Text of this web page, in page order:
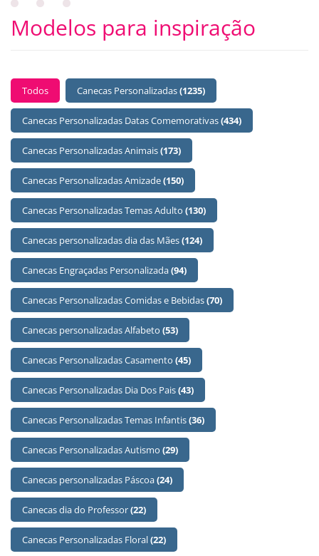
Modelos para inspiração
BUTTONS SELECT
Todos Canecas Personalizadas(1235)
Canecas Personalizadas Datas Comemorativas(434)
Canecas Personalizadas Animais(173)
Canecas Personalizadas Amizade(150)
Canecas Personalizadas Temas Adulto (130)
Canecas personalizadas dia das Mães(124)
Canecas Engraçadas Personalizada(94)
Canecas Personalizadas Comidas e Bebidas(70)
Canecas personalizadas Alfabeto (53)
Canecas Personalizadas Casamento (45)
Canecas Personalizadas Dia Dos Pais(43)
Canecas Personalizadas Temas Infantis(36)
Canecas Personalizadas Autismo (29)
Canecas personalizadas Páscoa(24)
Canecas dia do Professor(22)
Canecas Personalizadas Floral(22)